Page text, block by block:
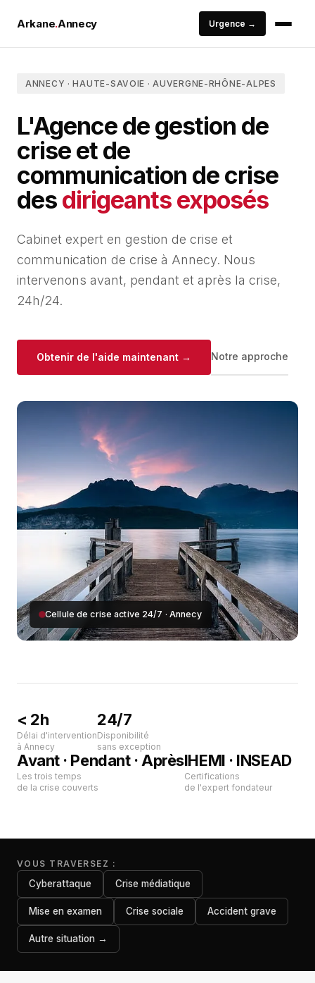
Arkane.Annecy Urgence →
ANNECY · HAUTE-SAVOIE · AUVERGNE-RHÔNE-ALPES
L'Agence de gestion de
crise et de
communication de crise
desdirigeants exposés
Cabinet expert en gestion de crise et
communication de crise à Annecy. Nous
intervenons avant, pendant et après la crise,
24h/24.
Obtenir de l'aide maintenant → Notre approche
Cellule de crise active 24/7 · Annecy
< 2h
Délai d'intervention
à Annecy
24/7
Disponibilité
sans exception
Avant · Pendant · Après
Les trois temps
de la crise couverts
IHEMI · INSEAD
Certifications
de l'expert fondateur
VOUS TRAVERSEZ :
Cyberattaque Crise médiatique
Mise en examen Crise sociale Accident grave
Autre situation →